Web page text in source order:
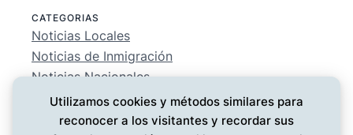
CATEGORIAS
Noticias Locales
Noticias de Inmigración
Noticias Nacionales
Deportes
Entretenimiento
Utilizamos cookies y métodos similares para
reconocer a los visitantes y recordar sus